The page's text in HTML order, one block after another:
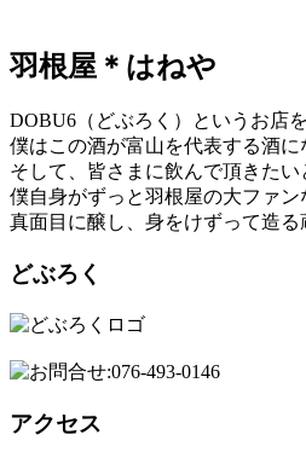
羽根屋＊はねや
DOBU6（どぶろく）というお店
僕はこの酒が富山を代表する酒に
そして、皆さまに飲んで頂きたい
僕自身がずっと羽根屋の大ファン
真面目に醸し、身をけずって造
どぶろく
アクセス